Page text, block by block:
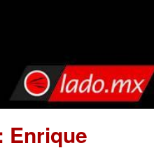
Enrique